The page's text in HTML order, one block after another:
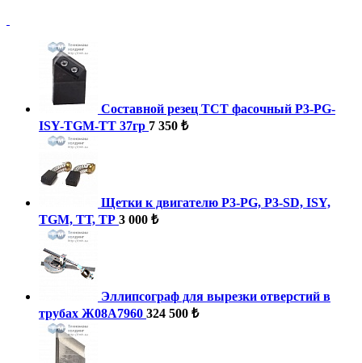
Составной резец TCT фасочный P3-PG-
ISY-TGM-ТТ 37гр 7 350 ₺
Щетки к двигателю P3-PG, P3-SD, ISY,
TGM, ТТ, ТР 3 000 ₺
Эллипсограф для вырезки отверстий в
трубах Ж08А7960 324 500 ₺